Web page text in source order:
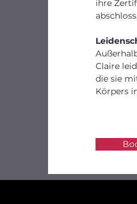
ihre
Claire
die sie
Körpers